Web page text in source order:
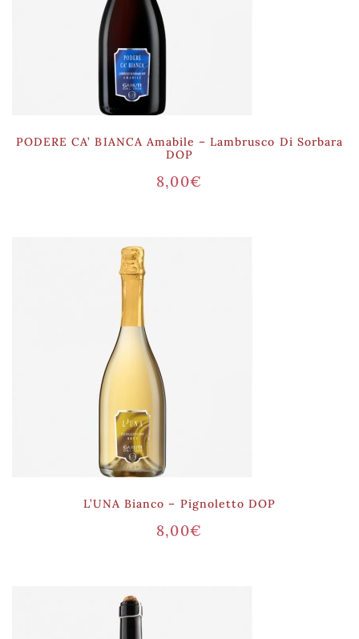
PODERE CA’ BIANCA Amabile – Lambrusco Di Sorbara
DOP
8,00€
L’UNA Bianco – Pignoletto DOP
8,00€